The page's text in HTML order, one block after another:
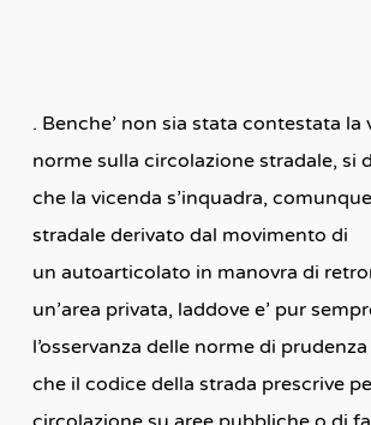
. Benche’ non sia stata contestata la
norme sulla circolazione stradale, si
che la vicenda s’inquadra,
stradale derivato dal movimento di
un autoarticolato in manovra di
un’area privata, laddove e’ pur
l’osservanza delle norme di
che il codice della strada prescrive